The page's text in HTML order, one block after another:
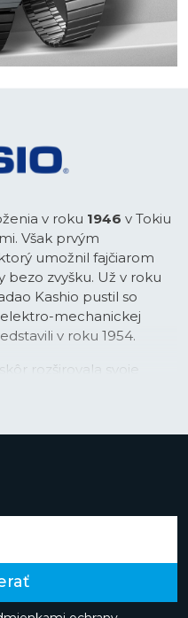
v roku 1946 v Tokiu
Však prvým
umožnil fajčiarom
zvyšku. Už v roku
Kashio pustil so
mechanickej
v roku 1954.
rozširovala svoje
v podobe nástupu
obvodov vyvinutej
dátum v kratších
hodinky Casio
ako večný kalendár so
roky, stopky, svetový